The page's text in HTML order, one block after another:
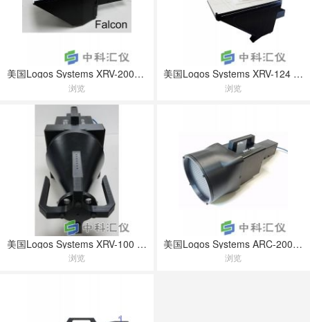
美国Logos Systems XRV-2000 Falcon 成像系统
浏览
美国Logos Systems XRV-124 成像系统
浏览
美国Logos Systems XRV-100 成像系统
浏览
美国Logos Systems ARC-200 成像系统
浏览